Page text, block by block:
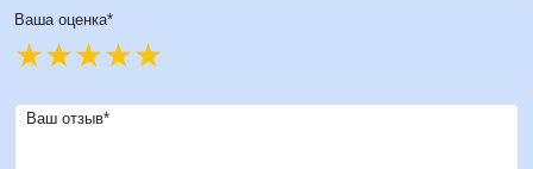
Ваша оценка*
Ваш отзыв*